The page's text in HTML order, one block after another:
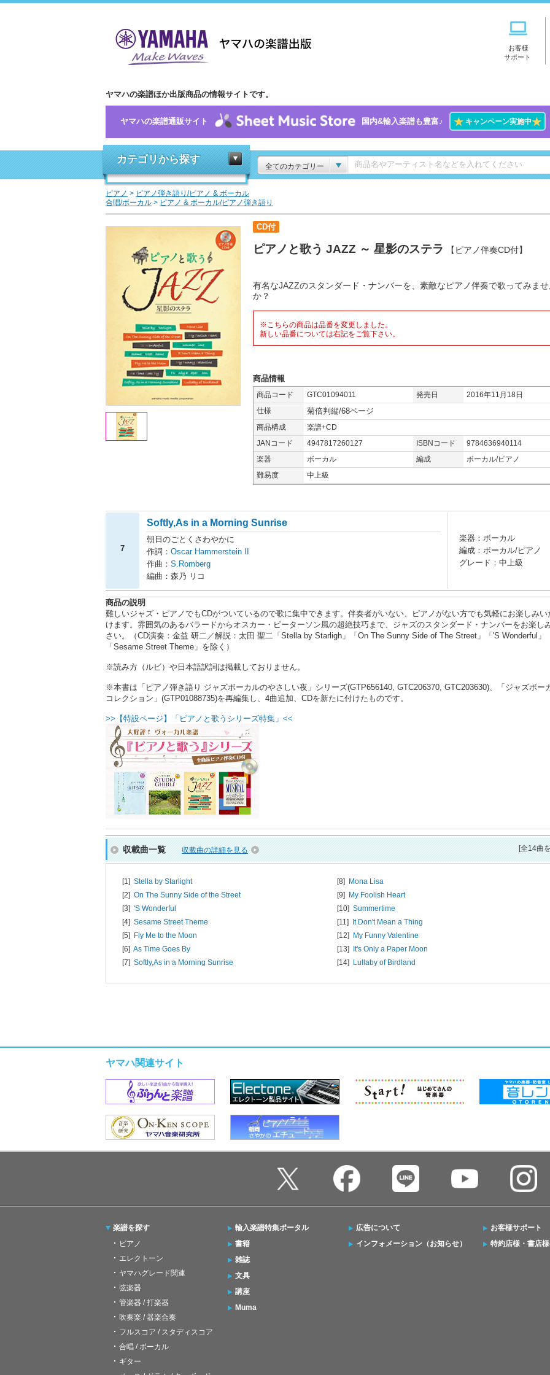
お客様
サポート
ヤマハの楽譜ほか出版商品の情報サイトです。
ヤマハの楽譜通販サイト 国内&輸入楽譜も豊富♪ ★キャンペーン実施中★
カテゴリから探す
全てのカテゴリー
ピアノ > ピアノ弾き語り/ピアノ & ボーカル
合唱/ボーカル > ピアノ & ボーカル/ピアノ弾き語り
CD付
ピアノと歌う JAZZ ～ 星影のステラ 【ピアノ伴奏CD付】
有名なJAZZのスタンダード・ナンバーを、素敵なピアノ伴奏で歌ってみま
か？
※こちらの商品は品番を変更しました。
新しい品番については右記をご覧下さい。
商品情報
商品コード GTC01094011 発売日
2016年11月18日
仕様
菊倍判縦/68ページ
商品構成
楽譜+CD
JANコード
4947817260127 ISBNコード
9784636940114
楽器
ボーカル 編成
ボーカル/ピアノ
難易度
中上級
7
Softly,As in a Morning Sunrise
朝日のごとくさわやかに
作詞： Oscar Hammerstein II
作曲： S.Romberg
編曲：森乃 リコ
楽器：ボーカル
編成：ボーカル/ピアノ
グレード：中上級
商品の説明
難しいジャズ・ピアノでもCDがついているので歌に集中できます。伴奏者がいない、ピアノがない方でも気軽にお楽しみい
けます。雰囲気のあるバラードからオスカー・ピーターソン風の超絶技巧まで、ジャズのスタンダード・ナンバーをお楽し
さい。（CD演奏：金益 研二／解説：太田 聖二「Stella by Starligh」「On The Sunny Side of The Street」「'S Wonderful」
「Sesame Street Theme」を除く）
※読み方（ルビ）や日本語訳詞は掲載しておりません。
※本書は「ピアノ弾き語り ジャズボーカルのやさしい夜」シリーズ(GTP656140, GTC206370, GTC203630)、「ジャズボー
コレクション」(GTP01088735)を再編集し、4曲追加、CDを新たに付けたものです。
>>【特設ページ】「ピアノと歌うシリーズ特集」<<
収載曲一覧 収載曲の詳細を見る [全14曲
[1] Stella by Starlight
[2] On The Sunny Side of the Street
[3] 'S Wonderful
[4] Sesame Street Theme
[5]
Fly Me to the Moon
[6] As Time Goes By
[7] Softly,As in a Morning Sunrise
[8]
Mona Lisa
[9]
My Foolish Heart
[10] Summertime
[11]
It Don't Mean a Thing
[12]
My Funny Valentine
[13]
It's Only a Paper Moon
[14]
Lullaby of Birdland
ヤマハ関連サイト
楽譜を探す
ピアノ
エレクトーン
ヤマハグレード関連
弦楽器
管楽器 / 打楽器
吹奏楽 / 器楽合奏
フルスコア / スタディスコア
合唱 / ボーカル
ギター
輸入楽譜特集ポータル
書籍
雑誌
文具
講座
Muma
広告について
インフォメーション（お知らせ）
お客様サポート
特約店様・書店